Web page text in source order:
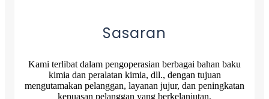
Sasaran
Kami terlibat dalam pengoperasian berbagai bahan baku
kimia dan peralatan kimia, dll., dengan tujuan
mengutamakan pelanggan, layanan jujur, dan peningkatan
kepuasan pelanggan yang berkelanjutan.